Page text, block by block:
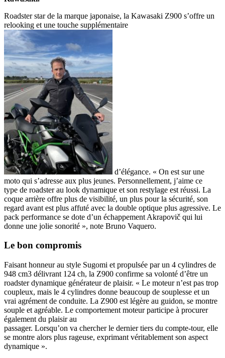
Roadster star de la marque japonaise, la Kawasaki Z900 s’offre un
relooking et une touche supplémentaire
d’élégance. « On est sur une
moto qui s’adresse aux plus jeunes. Personnellement, j’aime ce
type de roadster au look dynamique et son restylage est réussi. La
coque arrière offre plus de visibilité, un plus pour la sécurité, son
regard avant est plus affuté avec la double optique plus agressive. Le
pack performance se dote d’un échappement Akrapovič qui lui
donne une jolie sonorité », note Bruno Vaquero.
Le bon compromis
Faisant honneur au style Sugomi et propulsée par un 4 cylindres de
948 cm3 délivrant 124 ch, la Z900 confirme sa volonté d’être un
roadster dynamique générateur de plaisir. « Le moteur n’est pas trop
coupleux, mais le 4 cylindres donne beaucoup de souplesse et un
vrai agrément de conduite. La Z900 est légère au guidon, se montre
souple et agréable. Le comportement moteur participe à procurer
également du plaisir au
passager. Lorsqu’on va chercher le dernier tiers du compte-tour, elle
se montre alors plus rageuse, exprimant véritablement son aspect
dynamique ».